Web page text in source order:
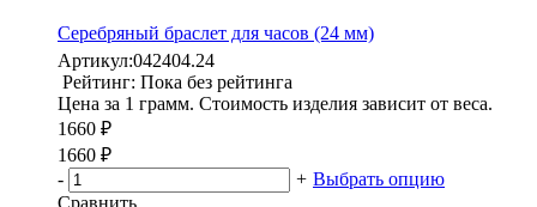
Серебряный браслет для часов (24 мм)
Артикул:042404.24
Рейтинг: Пока без рейтинга
Цена за 1 грамм. Стоимость изделия зависит от веса.
1660 ₽
1660 ₽
-
+ Выбрать опцию
Сравнить